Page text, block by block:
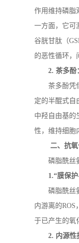
作用维持磷脂
一方面，它可
谷胱甘肽（
的恶性循环，
2.茶多酚
茶多酚凭
定的半醌式自
中羟自由基的
性，维持细胞
二、抗
磷脂酰丝
1.“膜保护
磷脂酰丝
内游离的ROS
于已产生的氧
2. 内源性